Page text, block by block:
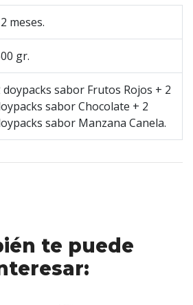
meses.
gr.
doypacks sabor Frutos Rojos + 2
sabor Chocolate + 2
sabor Manzana Canela.
te puede